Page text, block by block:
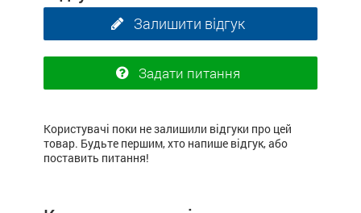
Залишити відгук
Задати питання
Користувачі поки не залишили відгуки про цей
товар. Будьте першим, хто напише відгук, або
поставить питання!